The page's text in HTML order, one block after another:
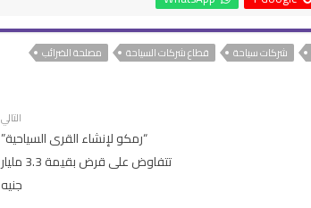
شركات سياحة قطاع شركات السياحة
مصلحة الضرائب
التالي
“رمكو لإنشاء القرى السياحية”
تتفاوض على قرض بقيمة 3.3 مليار
جنيه